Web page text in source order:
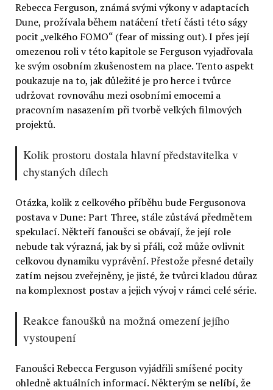
Rebecca Ferguson, známá svými výkony v adaptacích
Dune, prožívala během natáčení třetí části této ságy
pocit „velkého FOMO“ (fear of missing out). I přes její
omezenou roli v této kapitole se Ferguson vyjadřovala
ke svým osobním zkušenostem na place. Tento aspekt
poukazuje na to, jak důležité je pro herce i tvůrce
udržovat rovnováhu mezi osobními emocemi a
pracovním nasazením při tvorbě velkých filmových
projektů.
Kolik prostoru dostala hlavní představitelka v
chystaných dílech
Otázka, kolik z celkového příběhu bude Fergusonova
postava v Dune: Part Three, stále zůstává předmětem
spekulací. Někteří fanoušci se obávají, že její role
nebude tak výrazná, jak by si přáli, což může ovlivnit
celkovou dynamiku vyprávění. Přestože přesné detaily
zatím nejsou zveřejněny, je jisté, že tvůrci kladou důraz
na komplexnost postav a jejich vývoj v rámci celé série.
Reakce fanoušků na možná omezení jejího
vystoupení
Fanoušci Rebecca Ferguson vyjádřili smíšené pocity
ohledně aktuálních informací. Některým se nelíbí, že